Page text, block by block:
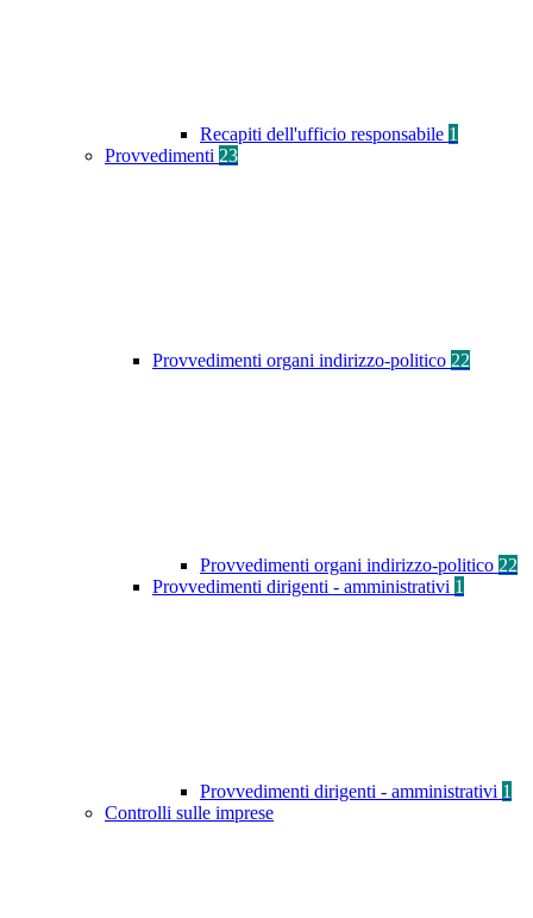
Recapiti dell'ufficio responsabile 1
Provvedimenti 23
Provvedimenti organi indirizzo-politico 22
Provvedimenti organi indirizzo-politico 22
Provvedimenti dirigenti - amministrativi 1
Provvedimenti dirigenti - amministrativi 1
Controlli sulle imprese